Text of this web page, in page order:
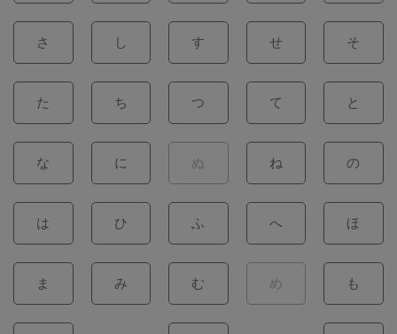
さ し す せ そ
た ち つ て と
な に ぬ ね の
は ひ ふ へ ほ
ま み む め も